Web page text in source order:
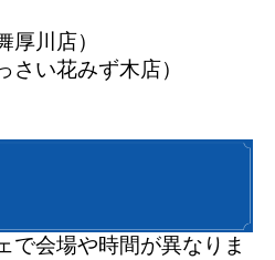
厚川店）
さい花みず木店）
で会場や時間が異なりま